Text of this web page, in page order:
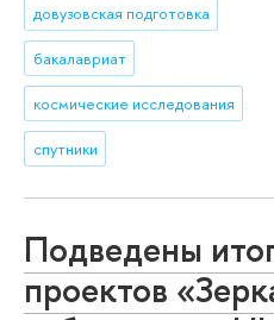
довузовская подготовка
бакалавриат
космические исследования
спутники
Подведены
проектов